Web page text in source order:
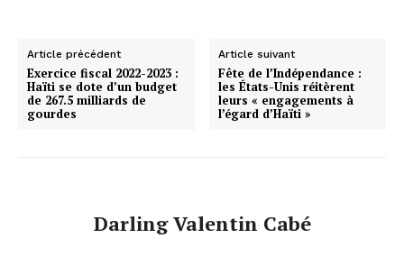
Article précédent
Exercice fiscal 2022-2023 :
Haïti se dote d’un budget
de 267.5 milliards de
gourdes
Article suivant
Fête de l’Indépendance :
les États-Unis réitèrent
leurs « engagements à
l’égard d’Haïti »
Darling Valentin Cabé